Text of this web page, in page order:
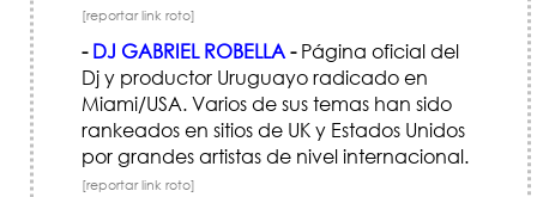
[reportar link roto]
- DJ GABRIEL ROBELLA-Página oficial del
Dj y productor Uruguayo radicado en
Miami/USA. Varios de sus temas han sido
rankeados en sitios de UK y Estados Unidos
por grandes artistas de nivel internacional.
[reportar link roto]